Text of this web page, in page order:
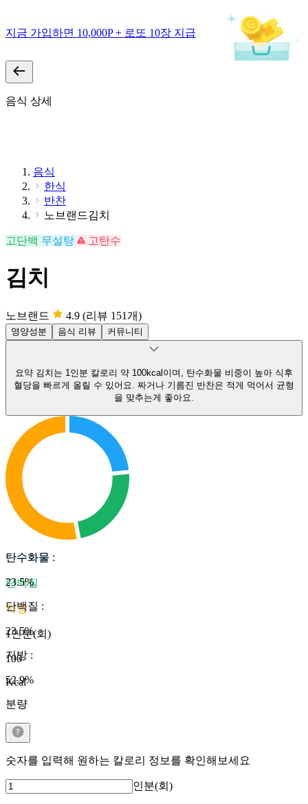
지금 가입하면 10,000P + 로또 10장 지급
음식 상세
음식
한식
반찬
노브랜드김치
고단백 무설탕 고탄수
김치
노브랜드 4.9 (리뷰 151개)
영양성분 음식 리뷰 커뮤니티
요약 김치는 1인분 칼로리 약 100kcal이며, 탄수화물 비중이 높아 식후
혈당을 빠르게 올릴 수 있어요. 짜거나 기름진 반찬은 적게 먹어서 균형
을 맞추는게 좋아요.
탄수화물
단백질
지방
1인분(회)
100
Kcal
탄수화물 :
23.5%
단백질 :
23.5%
지방 :
52.9%
분량
숫자를 입력해 원하는 칼로리 정보를 확인해보세요
인분(회)